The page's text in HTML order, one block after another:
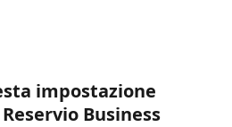
impostazione
Business